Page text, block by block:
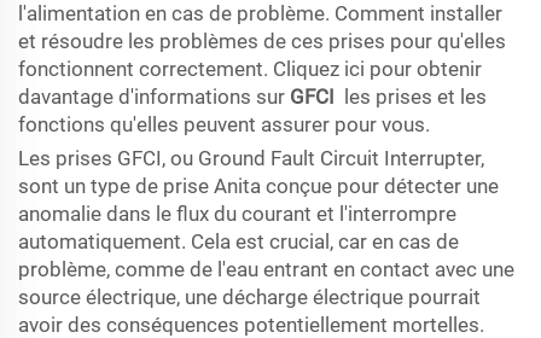
l'alimentation en cas de problème. Comment installer
et résoudre les problèmes de ces prises pour qu'elles
fonctionnent correctement. Cliquez ici pour obtenir
davantage d'informations sur GFCI
les prises et les
fonctions qu'elles peuvent assurer pour vous.
Les prises GFCI, ou Ground Fault Circuit Interrupter,
sont un type de prise Anita conçue pour détecter une
anomalie dans le flux du courant et l'interrompre
automatiquement. Cela est crucial, car en cas de
problème, comme de l'eau entrant en contact avec une
source électrique, une décharge électrique pourrait
avoir des conséquences potentiellement mortelles.